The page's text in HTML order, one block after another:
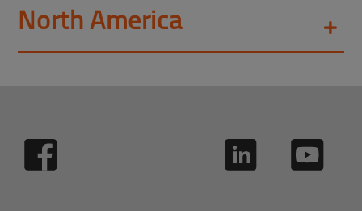
North America